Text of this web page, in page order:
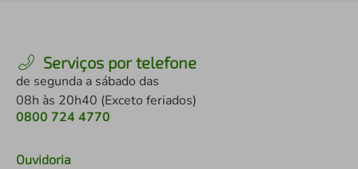
Serviços por telefone
de segunda a sábado das
08h às 20h40 (Exceto feriados)
0800 724 4770
Ouvidoria